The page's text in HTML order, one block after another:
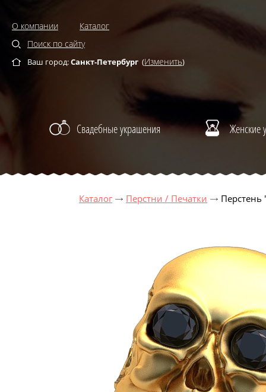
О компании
Каталог
Поиск по сайту
Ваш город:Санкт-Петербург (Изменить)
Свадебные украшения Женские
Каталог Перстни / Печатки